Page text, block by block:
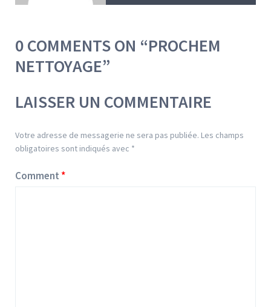
0 COMMENTS ON “PROCHEM
NETTOYAGE”
LAISSER UN COMMENTAIRE
Votre adresse de messagerie ne sera pas publiée. Les champs
obligatoires sont indiqués avec *
Comment